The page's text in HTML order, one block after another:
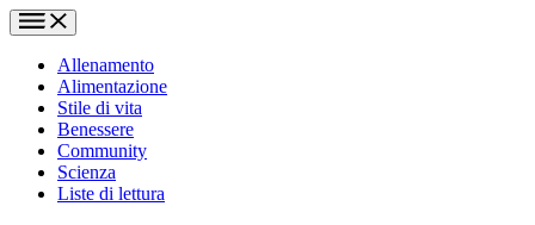
Allenamento
Alimentazione
Stile di vita
Benessere
Community
Scienza
Liste di lettura